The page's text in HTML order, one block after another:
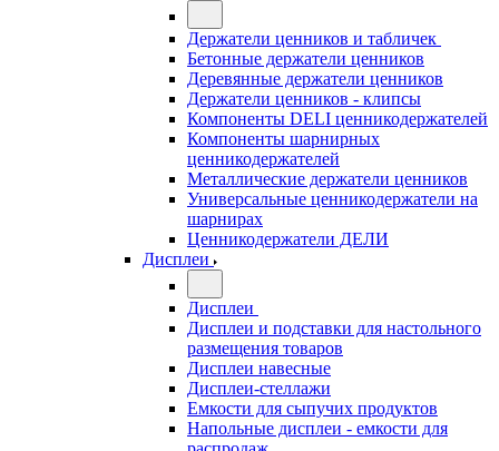
Держатели ценников и табличек
Бетонные держатели ценников
Деревянные держатели ценников
Держатели ценников - клипсы
Компоненты DELI ценникодержателей
Компоненты шарнирных
ценникодержателей
Металлические держатели ценников
Универсальные ценникодержатели на
шарнирах
Ценникодержатели ДЕЛИ
Дисплеи
Дисплеи
Дисплеи и подставки для настольного
размещения товаров
Дисплеи навесные
Дисплеи-стеллажи
Емкости для сыпучих продуктов
Напольные дисплеи - емкости для